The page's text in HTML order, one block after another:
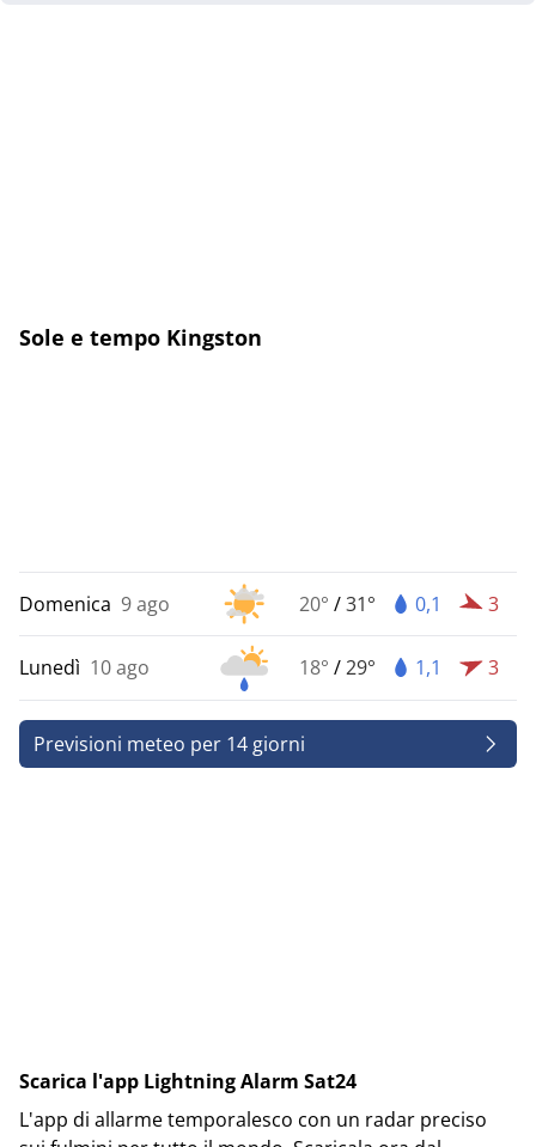
Sole e tempo Kingston
Domenica 9 ago 20° /31° 0,1 3
Lunedì 10 ago 18° /29° 1,1 3
Previsioni meteo per 14 giorni
Scarica l'app Lightning Alarm Sat24
L'app di allarme temporalesco con un radar preciso